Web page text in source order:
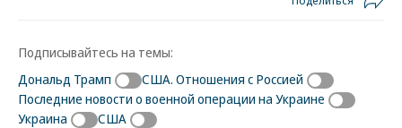
Подписывайтесь на темы:
Дональд Трамп
США. Отношения с Россией
Последние новости о военной операции на Украине
Украина
США